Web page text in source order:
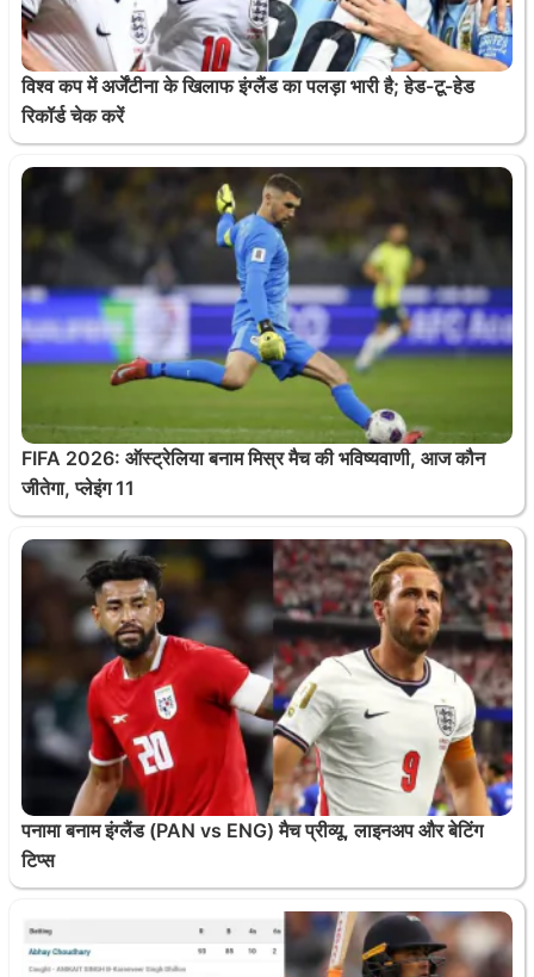
विश्व कप में अर्जेंटीना के खिलाफ इंग्लैंड का पलड़ा भारी है; हेड-टू-हेड
रिकॉर्ड चेक करें
FIFA 2026: ऑस्ट्रेलिया बनाम मिस्र मैच की भविष्यवाणी, आज कौन
जीतेगा, प्लेइंग 11
पनामा बनाम इंग्लैंड (PAN vs ENG) मैच प्रीव्यू, लाइनअप और बेटिंग
टिप्स